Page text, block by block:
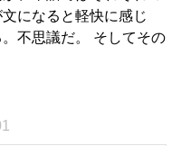
になると軽快に感じ
不思議だ。 そしてその